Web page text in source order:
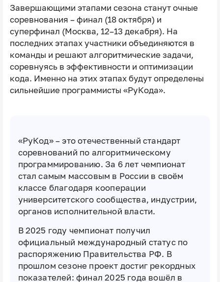
Завершающими этапами сезона станут очные
соревнования – финал (18 октября) и
суперфинал (Москва, 12–13 декабря). На
последних этапах участники объединяются в
команды и решают алгоритмические задачи,
соревнуясь в эффективности и оптимизации
кода. Именно на этих этапах будут определены
сильнейшие программисты «РуКода».
«РуКод» – это отечественный стандарт
соревнований по алгоритмическому
программированию. За 6 лет чемпионат
стал самым массовым в России в своём
классе благодаря кооперации
университетского сообщества, индустрии,
органов исполнительной власти.
В 2025 году чемпионат получил
официальный международный статус по
распоряжению Правительства РФ. В
прошлом сезоне проект достиг рекордных
показателей: финал 2025 года вошёл в